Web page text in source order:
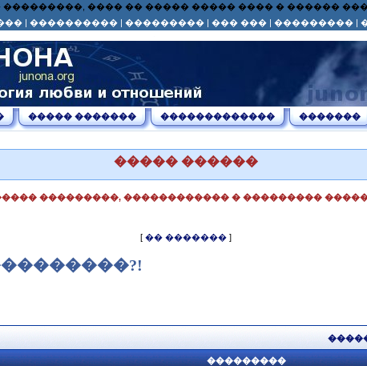
���������, ���� �� ����� ����� ���� � ������
| ���������� | ��������� | ��� ��� | ��������� |
����� ������� ������������� �������
����� ������
���������, ������������ � ���������
[ �� �������]
���������